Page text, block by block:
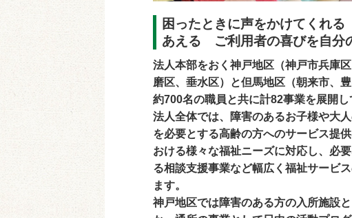
困ったときに声をかけてくれ
あえる ご利用者の喜びを自分
法人本部をおく神戸地区（神戸市兵庫
磨区、垂水区）と但馬地区（朝来市、
約700名の職員と共に計82事業を展開し
法人全体では、障害のあるお子様や大
を必要とする高齢の方へのサービス提
おける様々な福祉ニーズに対応し、必
る相談支援事業など幅広く福祉サービ
ます。
神戸地区では障害のある方の入所施設